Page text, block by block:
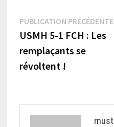
Navigation
de
l’article
PUBLICATION PRÉCÉDENTE
USMH 5-1 FCH : Les
remplaçants se
révoltent !